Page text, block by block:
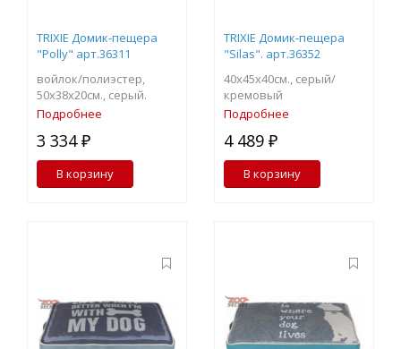
TRIXIE Домик-пещера
"Polly" арт.36311
войлок/полиэстер,
50х38х20см., серый.
Подробнее
3 334 ₽
В корзину
TRIXIE Домик-пещера
"Silas". арт.36352
40х45х40см., серый/
кремовый
Подробнее
4 489 ₽
В корзину